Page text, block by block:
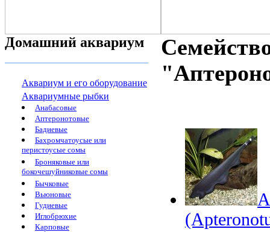
Домашний аквариум
Аквариум и его оборудование
Аквариумные рыбки
Анабасовые
Аптеронотовые
Бадиевые
Бахромчатоусые или
перистоусые сомы
Броняковые или
бокочешуйниковые сомы
Бычковые
Вьюновые
Гудиевые
Иглобрюхие
Карповые